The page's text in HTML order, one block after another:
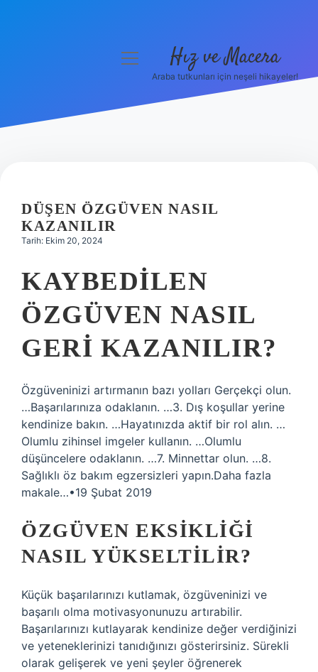
Hakkımızda
menüyü
Hız ve Macera
Araba tutkunları için neşeli hikayeler!
DÜŞEN ÖZGÜVEN NASIL
KAZANILIR
Tarih: Ekim 20, 2024
KAYBEDILEN
ÖZGÜVEN NASIL
GERI KAZANILIR?
Özgüveninizi artırmanın bazı yolları Gerçekçi olun.
…Başarılarınıza odaklanın. …3. Dış koşullar yerine
kendinize bakın. …Hayatınızda aktif bir rol alın. …
Olumlu zihinsel imgeler kullanın. …Olumlu
düşüncelere odaklanın. …7. Minnettar olun. …8.
Sağlıklı öz bakım egzersizleri yapın.Daha fazla
makale…•19 Şubat 2019
ÖZGÜVEN EKSIKLIĞI
NASIL YÜKSELTILIR?
Küçük başarılarınızı kutlamak, özgüveninizi ve
başarılı olma motivasyonunuzu artırabilir.
Başarılarınızı kutlayarak kendinize değer verdiğinizi
ve yeteneklerinizi tanıdığınızı gösterirsiniz. Sürekli
olarak gelişerek ve yeni şeyler öğrenerek